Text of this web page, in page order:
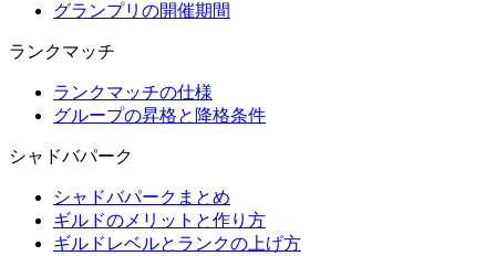
グランプリの開催期間
ランクマッチ
ランクマッチの仕様
グループの昇格と降格条件
シャドバパーク
シャドバパークまとめ
ギルドのメリットと作り方
ギルドレベルとランクの上げ方